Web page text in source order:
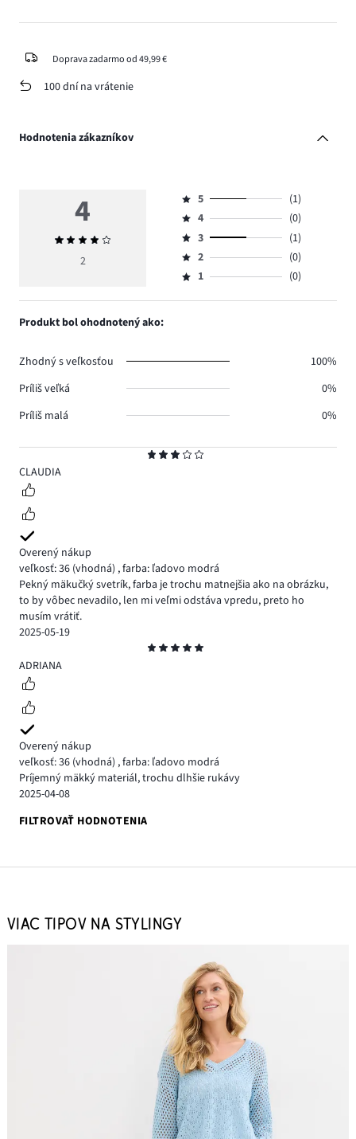
Doprava zadarmo od 49,99 €
100 dní na vrátenie
Hodnotenia zákazníkov
3
CLAUDIA
Overený nákup
veľkosť: 36 (vhodná) ,farba: ľadovo modrá
Pekný mäkučký svetrík, farba je trochu matnejšia ako na obrázku,
to by vôbec nevadilo, len mi veľmi odstáva vpredu, preto ho
musím vrátiť.
2025-05-19
5
ADRIANA
Overený nákup
veľkosť: 36 (vhodná) ,farba: ľadovo modrá
Príjemný mäkký materiál, trochu dlhšie rukávy
2025-04-08
FILTROVAŤ HODNOTENIA
4
Priemerné
hodnotenie
2
Hodnotenie
5,
počet
hlasov
1.
5
(1)
Hodnotenie
4,
počet
hlasov
4
(0)
Hodnotenie
3,
počet
3
(1)
Hodnotenie
2,
2
(0)
Hodnotenie
1,
1 (0)
Produkt bol ohodnotený ako:
Zhodný s veľkosťou
100%
Príliš veľká
0%
Príliš malá
0%
VIAC TIPOV NA STYLINGY